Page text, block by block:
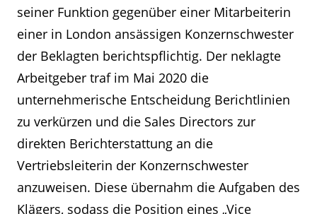
seiner Funktion gegenüber einer Mitarbeiterin
einer in London ansässigen Konzernschwester
der Beklagten berichtspflichtig. Der neklagte
Arbeitgeber traf im Mai 2020 die
unternehmerische Entscheidung Berichtlinien
zu verkürzen und die Sales Directors zur
direkten Berichterstattung an die
Vertriebsleiterin der Konzernschwester
anzuweisen. Diese übernahm die Aufgaben des
Klägers, sodass die Position eines „Vice